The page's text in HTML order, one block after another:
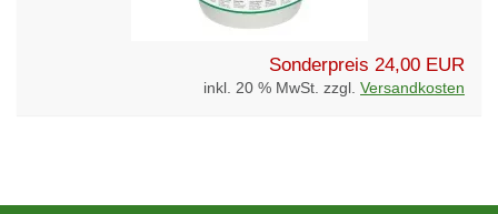
Sonderpreis 24,00 EUR
inkl. 20 % MwSt. zzgl. Versandkosten